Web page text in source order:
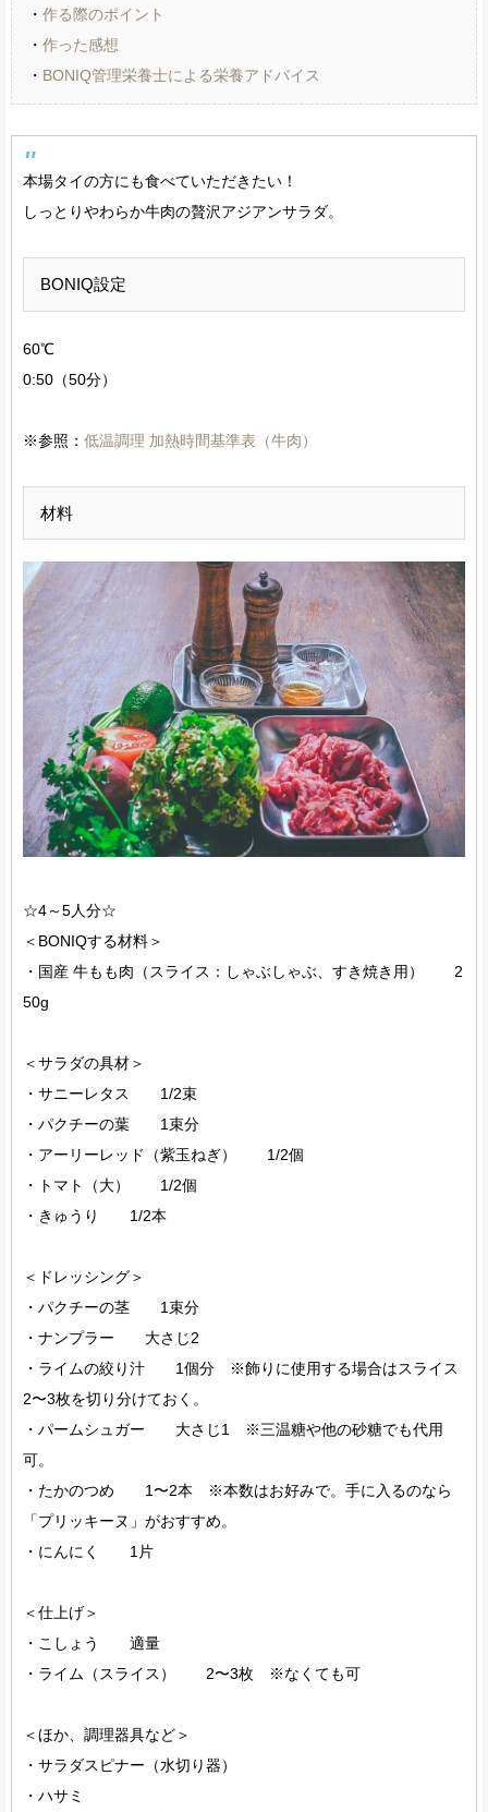
・ 作る際のポイント
・ 作った感想
・ BONIQ管理栄養士による栄養アドバイス
本場タイの方にも食べていただきたい！
しっとりやわらか牛肉の贅沢アジアンサラダ。
BONIQ設定
60℃
0:50（50分）
※参照： 低温調理 加熱時間基準表（牛肉）
材料
☆4～5人分☆
＜BONIQする材料＞
・国産 牛もも肉（スライス：しゃぶしゃぶ、すき焼き用） 2
50g
＜サラダの具材＞
・サニーレタス 1/2束
・パクチーの葉 1束分
・アーリーレッド（紫玉ねぎ） 1/2個
・トマト（大） 1/2個
・きゅうり 1/2本
＜ドレッシング＞
・パクチーの茎 1束分
・ナンプラー 大さじ2
・ライムの絞り汁 1個分 ※飾りに使用する場合はスライス
2〜3枚を切り分けておく。
・パームシュガー 大さじ1 ※三温糖や他の砂糖でも代用
可。
・たかのつめ 1〜2本 ※本数はお好みで。手に入るのなら
「プリッキーヌ」がおすすめ。
・にんにく 1片
＜仕上げ＞
・こしょう 適量
・ライム（スライス） 2〜3枚 ※なくても可
＜ほか、調理器具など＞
・サラダスピナー（水切り器）
・ハサミ